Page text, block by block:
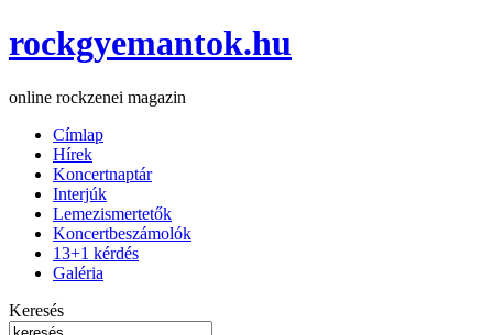
rockgyemantok.hu
online rockzenei magazin
Címlap
Hírek
Koncertnaptár
Interjúk
Lemezismertetők
Koncertbeszámolók
13+1 kérdés
Galéria
Keresés